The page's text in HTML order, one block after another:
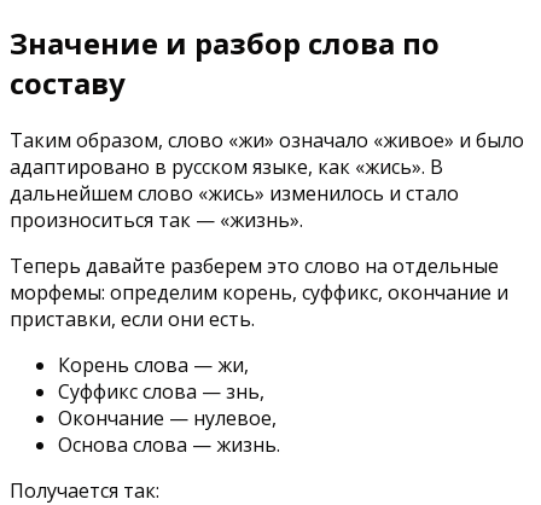
Значение и разбор слова по
составу
Таким образом, слово «жи» означало «живое» и было
адаптировано в русском языке, как «жись». В
дальнейшем слово «жись» изменилось и стало
произноситься так — «жизнь».
Теперь давайте разберем это слово на отдельные
морфемы: определим корень, суффикс, окончание и
приставки, если они есть.
Корень слова — жи,
Суффикс слова — знь,
Окончание — нулевое,
Основа слова — жизнь.
Получается так: